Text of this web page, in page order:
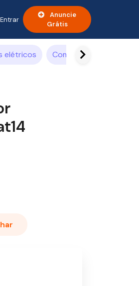
Entrar
Anuncie
Grátis
elétricos Compressor de ar